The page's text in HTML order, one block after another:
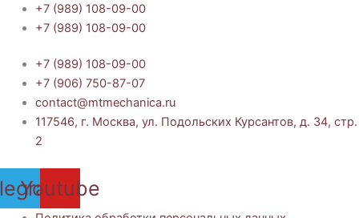
+7 (989) 108-09-00
+7 (989) 108-09-00
+7 (989) 108-09-00
+7 (906) 750-87-07
contact@mtmechanica.ru
117546, г. Москва, ул. Подольских Курсантов, д. 34, стр.
2
Youtube